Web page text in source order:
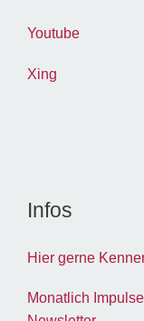
Youtube
Xing
Infos
Hier gerne
Monatlich